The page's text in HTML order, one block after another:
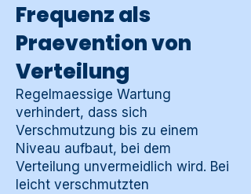
Frequenz als
Praevention von
Verteilung
Regelmaessige Wartung
verhindert, dass sich
Verschmutzung bis zu einem
Niveau aufbaut, bei dem
Verteilung unvermeidlich wird. Bei
leicht verschmutzten